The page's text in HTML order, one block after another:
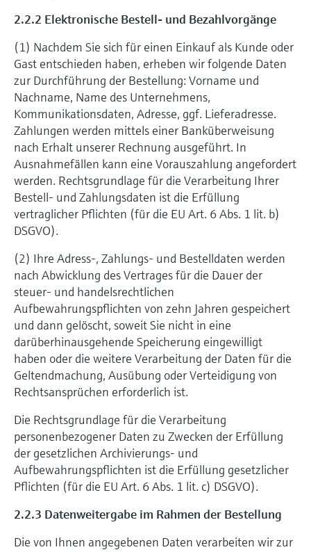
2.2.2 Elektronische Bestell- und Bezahlvorgänge
(1) Nachdem Sie sich für einen Einkauf als Kunde oder
Gast entschieden haben, erheben wir folgende Daten
zur Durchführung der Bestellung: Vorname und
Nachname, Name des Unternehmens,
Kommunikationsdaten, Adresse, ggf. Lieferadresse.
Zahlungen werden mittels einer Banküberweisung
nach Erhalt unserer Rechnung ausgeführt. In
Ausnahmefällen kann eine Vorauszahlung angefordert
werden. Rechtsgrundlage für die Verarbeitung Ihrer
Bestell- und Zahlungsdaten ist die Erfüllung
vertraglicher Pflichten (für die EU Art. 6 Abs. 1 lit. b)
DSGVO).
(2) Ihre Adress-, Zahlungs- und Bestelldaten werden
nach Abwicklung des Vertrages für die Dauer der
steuer- und handelsrechtlichen
Aufbewahrungspflichten von zehn Jahren gespeichert
und dann gelöscht, soweit Sie nicht in eine
darüberhinausgehende Speicherung eingewilligt
haben oder die weitere Verarbeitung der Daten für die
Geltendmachung, Ausübung oder Verteidigung von
Rechtsansprüchen erforderlich ist.
Die Rechtsgrundlage für die Verarbeitung
personenbezogener Daten zu Zwecken der Erfüllung
der gesetzlichen Archivierungs- und
Aufbewahrungspflichten ist die Erfüllung gesetzlicher
Pflichten (für die EU Art. 6 Abs. 1 lit. c) DSGVO).
2.2.3 Datenweitergabe im Rahmen der Bestellung
Die von Ihnen angegebenen Daten verarbeiten wir zur